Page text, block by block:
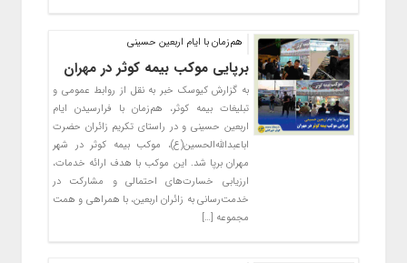
هم‌زمان با ایام اربعین حسینی
برپایی موکب بیمه کوثر در مهران
به گزارش کیوسک خبر به نقل از روابط عمومی و
تبلیغات بیمه کوثر، هم‌زمان با فرارسیدن ایام
اربعین حسینی و در راستای تکریم زائران حضرت
اباعبدالله‌الحسین(ع)، موکب بیمه کوثر در شهر
مهران برپا شد. این موکب با هدف ارائه خدمات،
ارزیابی خسارت‌های احتمالی و مشارکت در
خدمت‌رسانی به زائران اربعین، با همراهی و همت
مجموعه […]